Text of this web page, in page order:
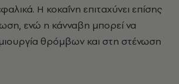
Η κοκαΐνη επιταχύνει επίσης
ενώ η κάνναβη μπορεί να
θρόμβων και στη στένωση